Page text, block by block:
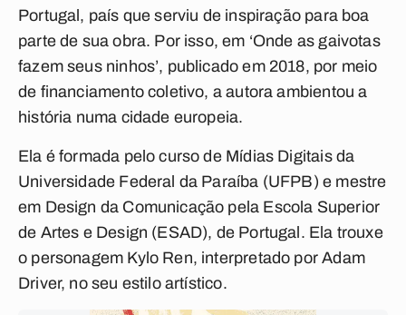
Portugal, país que serviu de inspiração para boa
parte de sua obra. Por isso, em ‘Onde as gaivotas
fazem seus ninhos’, publicado em 2018, por meio
de financiamento coletivo, a autora ambientou a
história numa cidade europeia.
Ela é formada pelo curso de Mídias Digitais da
Universidade Federal da Paraíba (UFPB) e mestre
em Design da Comunicação pela Escola Superior
de Artes e Design (ESAD), de Portugal. Ela trouxe
o personagem Kylo Ren, interpretado por Adam
Driver, no seu estilo artístico.